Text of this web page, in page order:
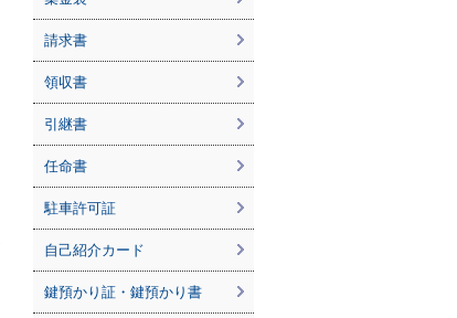
請求書
領収書
引継書
任命書
駐車許可証
自己紹介カード
鍵預かり証・鍵預かり書